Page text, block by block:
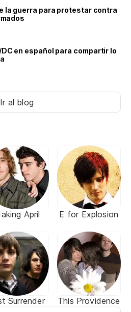
la guerra para protestar contra
en español para compartir lo
Ir al blog
April E for Explosion
Surrender
This Providence